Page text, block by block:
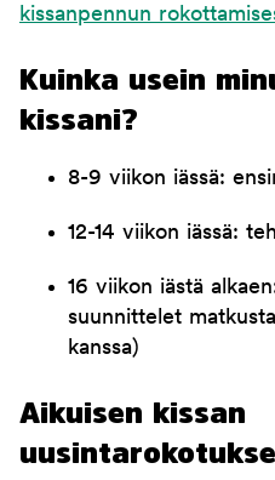
kissanpennun
Kuinka usein
kissani?
8-9 viikon iässä:
12-14 viikon iässä:
16 viikon iästä
suunnittelet
kanssa)
Aikuisen kissan